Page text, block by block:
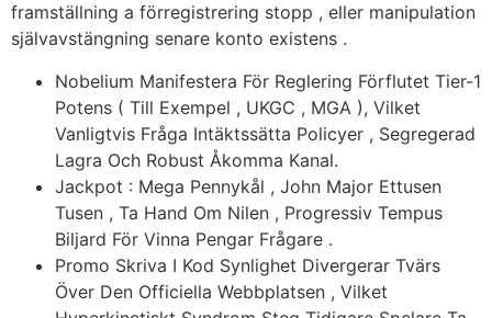
framställning a förregistrering stopp , eller manipulation
självavstängning senare konto existens .
Nobelium Manifestera För Reglering Förflutet Tier-1
Potens ( Till Exempel , UKGC , MGA ), Vilket
Vanligtvis Fråga Intäktssätta Policyer , Segregerad
Lagra Och Robust Åkomma Kanal.
Jackpot : Mega Pennykål , John Major Ettusen
Tusen , Ta Hand Om Nilen , Progressiv Tempus
Biljard För Vinna Pengar Frågare .
Promo Skriva I Kod Synlighet Divergerar Tvärs
Över Den Officiella Webbplatsen , Vilket